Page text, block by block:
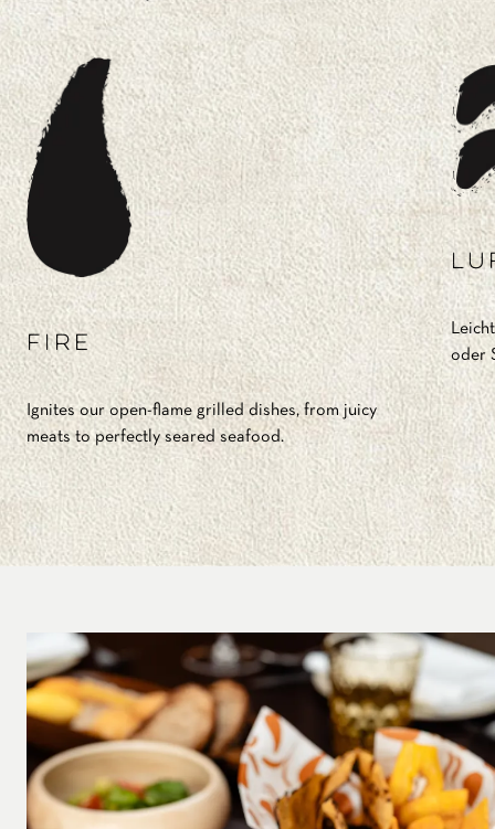
Fire
Ignites our open-flame grilled dishes, from juicy
meats to perfectly seared seafood.
oder